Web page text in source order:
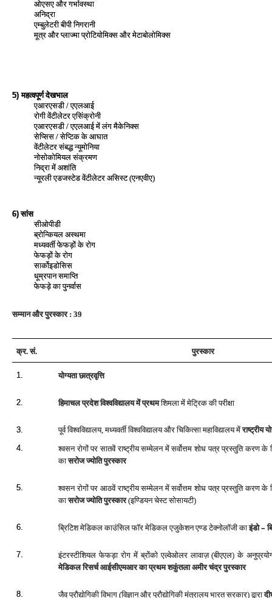
ओएसए और गर्भावस्था
अनिद्रा
एम्‍बुलेटरी बीपी निगरानी
मूत्र और प्लाज्मा प्रोटियोमिक्स और मेटाबोलोमिक्‍स
5)महत्वपूर्ण देखभाल
एआरएसडी / एएलआई
रोगी वेंटीलेटर एसिंक्रोनी
एआरएसडी / एएलआई में लंग मैकेनिक्स
सेप्सिस / सेप्टिक के आघात
वेंटीलेटर संबद्ध न्यूमोनिया
नोसोकोमियल संक्रमण
निद्रा में अशांति
न्‍यूरली एडजस्‍टेड वेंटीलेटर असिस्ट (एनएवीए)
6) सांस
सीओपीडी
ब्रोन्कियल अस्थमा
मध्यवर्ती फेफड़ों के रोग
फेफड़ों के रोग
सार्कोइडोसिस
धूम्रपान समाप्ति
फेफड़े का पुनर्वास
सम्‍मान और पुरस्‍कार : 39
क्र. सं. पुरस्‍कार
1. योग्‍यता छात्रवृत्ति
2. हिमाचल प्रदेश विश्‍वविद्यालय में प्रथमशिमला में मेट्रिक की परीक्षा
3. पूर्व विश्वविद्यालय, मध्यवर्ती विश्वविद्यालय और चिकित्सा महाविद्यालय में राष्‍ट्रीय
4.
श्‍वसन रोगों पर सातवें राष्‍ट्रीय सम्‍मेलन में सर्वोत्तम शोध पत्र प्रस्‍तुति करण के
कासरोज ज्‍योति पुरस्‍कार
5.
श्‍वसन रोगों पर आठवें राष्‍ट्रीय सम्‍मेलन में सर्वोत्तम शोध पत्र प्रस्‍तुति करण के
कासरोज ज्‍योति पुरस्‍कार(इण्डियन चेस्‍ट सोसायटी)
6. ब्रिटिश मेडिकल काउंसिल फॉर मेडिकल एजुकेशन एण्‍ड टेक्‍नोलॉजी काइंडो–
7.
इंटरस्‍टीशियल फेफड़ा रोग में ब्रोंको एल्‍वेओलर लावाज़ (बीएएल) के
मेडिकल रिसर्च आईसीएमआर का प्रथम शकुंतला अमीर चंद्र पुरस्‍कार
8. जैव प्रौद्योगिकी विभाग (विज्ञान और प्रौद्योगिकी मंत्रालय भारत सरकार) द्वारा